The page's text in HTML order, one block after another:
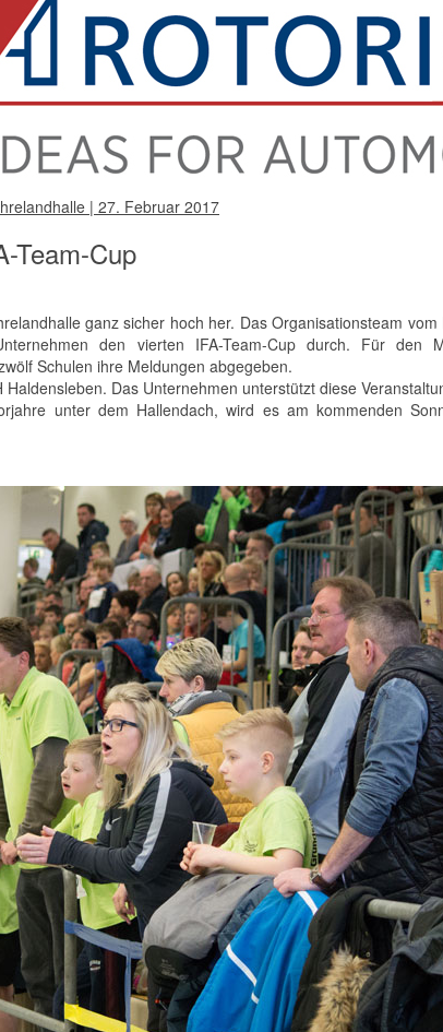
| 27. Februar 2017
Team-Cup
ganz sicher hoch her. Das Organisationsteam
den vierten IFA-Team-Cup durch. Für den
Schulen ihre Meldungen abgegeben.
Haldensleben. Das Unternehmen unterstützt diese
unter dem Hallendach, wird es am kommenden